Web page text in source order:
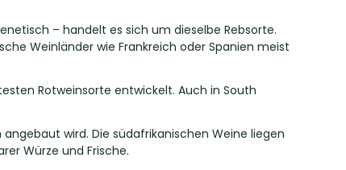
– handelt es sich um dieselbe Rebsorte.
Weinländer wie Frankreich oder Spanien meist
Rotweinsorte entwickelt. Auch in South
wird. Die südafrikanischen Weine liegen
Würze und Frische.